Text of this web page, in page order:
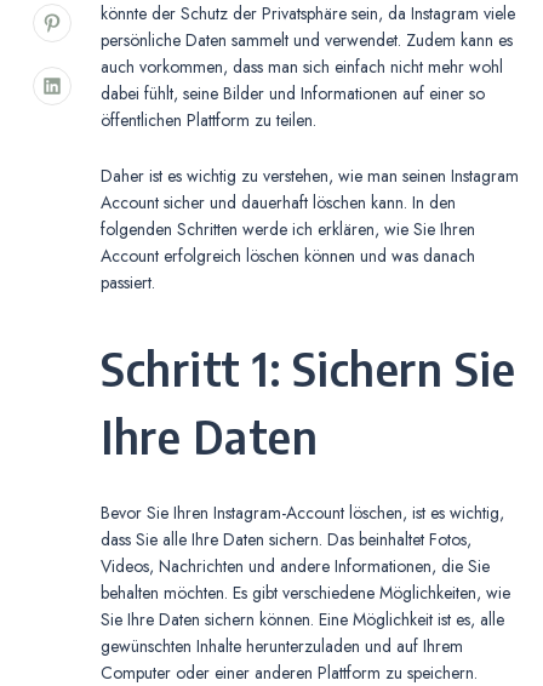
könnte der Schutz der Privatsphäre sein, da Instagram viele
persönliche Daten sammelt und verwendet. Zudem kann es
auch vorkommen, dass man sich einfach nicht mehr wohl
dabei fühlt, seine Bilder und Informationen auf einer so
öffentlichen Plattform zu teilen.
Daher ist es wichtig zu verstehen, wie man seinen Instagram
Account sicher und dauerhaft löschen kann. In den
folgenden Schritten werde ich erklären, wie Sie Ihren
Account erfolgreich löschen können und was danach
passiert.
Schritt 1: Sichern Sie
Ihre Daten
Bevor Sie Ihren Instagram-Account löschen, ist es wichtig,
dass Sie alle Ihre Daten sichern. Das beinhaltet Fotos,
Videos, Nachrichten und andere Informationen, die Sie
behalten möchten. Es gibt verschiedene Möglichkeiten, wie
Sie Ihre Daten sichern können. Eine Möglichkeit ist es, alle
gewünschten Inhalte herunterzuladen und auf Ihrem
Computer oder einer anderen Plattform zu speichern.